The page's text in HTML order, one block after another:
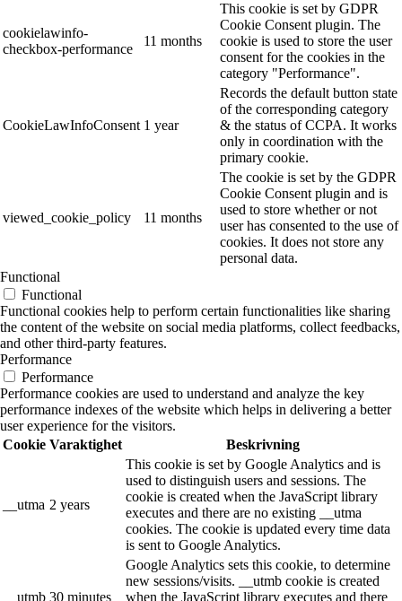
cookielawinfo-
checkbox-performance
11 months
This cookie is set by GDPR
Cookie Consent plugin. The
cookie is used to store the user
consent for the cookies in the
category "Performance".
CookieLawInfoConsent 1 year
Records the default button state
of the corresponding category
& the status of CCPA. It works
only in coordination with the
primary cookie.
viewed_cookie_policy 11 months
The cookie is set by the GDPR
Cookie Consent plugin and is
used to store whether or not
user has consented to the use of
cookies. It does not store any
personal data.
Functional
Functional
Functional cookies help to perform certain functionalities like sharing
the content of the website on social media platforms, collect feedbacks,
and other third-party features.
Performance
Performance
Performance cookies are used to understand and analyze the key
performance indexes of the website which helps in delivering a better
user experience for the visitors.
Cookie Varaktighet Beskrivning
__utma 2 years
This cookie is set by Google Analytics and is
used to distinguish users and sessions. The
cookie is created when the JavaScript library
executes and there are no existing __utma
cookies. The cookie is updated every time data
is sent to Google Analytics.
__utmb 30 minutes
Google Analytics sets this cookie, to determine
new sessions/visits. __utmb cookie is created
when the JavaScript library executes and there